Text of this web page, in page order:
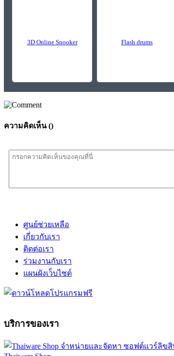
3D Online Snooker Flash drums
ความคิดเห็น ()
ศูนย์ช่วยเหลือ
เกี่ยวกับเรา
ติดต่อเรา
ร่วมงานกับเรา
แผนผังเว็บไซต์
บริการของเรา